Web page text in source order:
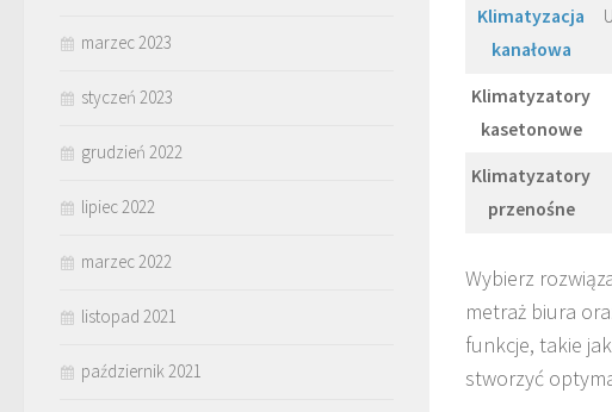
Klimatyzacja
kanałowa
Klimatyzatory
kasetonowe
Klimatyzatory
przenośne
Wybierz
metraż biura
funkcje, takie
stworzyć
marzec 2023
styczeń 2023
grudzień 2022
lipiec 2022
marzec 2022
listopad 2021
październik 2021